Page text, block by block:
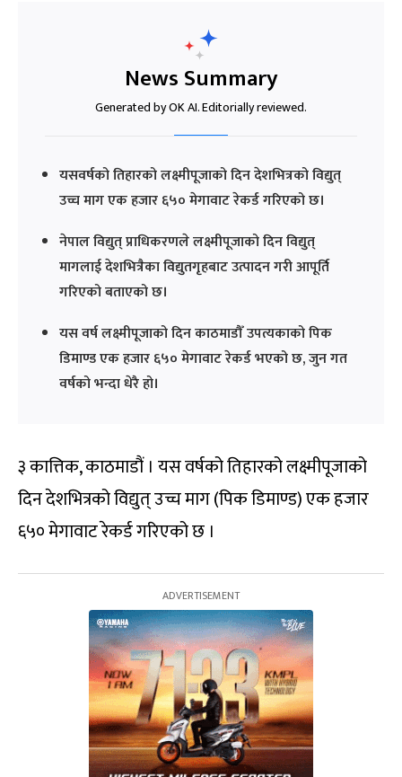
News Summary
Generated by OK AI. Editorially reviewed.
यसवर्षको तिहारको लक्ष्मीपूजाको दिन देशभित्रको विद्युत्
उच्च माग एक हजार ६५० मेगावाट रेकर्ड गरिएको छ।
नेपाल विद्युत् प्राधिकरणले लक्ष्मीपूजाको दिन विद्युत्
मागलाई देशभित्रैका विद्युतगृहबाट उत्पादन गरी आपूर्ति
गरिएको बताएको छ।
यस वर्ष लक्ष्मीपूजाको दिन काठमाडौँ उपत्यकाको पिक
डिमाण्ड एक हजार ६५० मेगावाट रेकर्ड भएको छ, जुन गत
वर्षको भन्दा धेरै हो।
३ कात्तिक, काठमाडौं । यस वर्षकोतिहारको लक्ष्मीपूजाको
दिन देशभित्रको विद्युत् उच्च माग (पिकडिमाण्ड) एक हजार
६५०मेगावाटरेकर्ड गरिएको छ ।